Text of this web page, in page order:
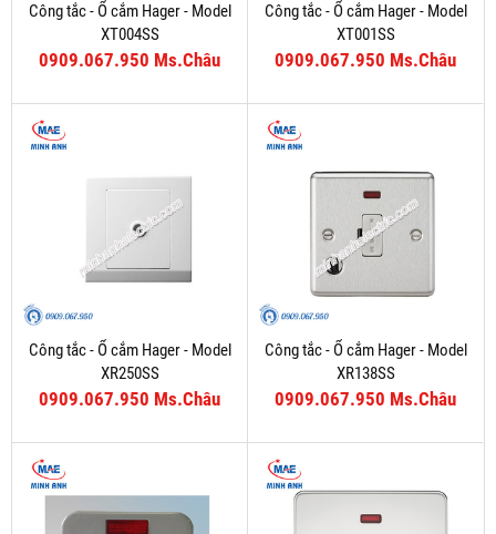
Công tắc - Ổ cắm Hager - Model
XT004SS
0909.067.950 Ms.Châu
Công tắc - Ổ cắm Hager - Model
XT001SS
0909.067.950 Ms.Châu
Công tắc - Ổ cắm Hager - Model
XR250SS
0909.067.950 Ms.Châu
Công tắc - Ổ cắm Hager - Model
XR138SS
0909.067.950 Ms.Châu